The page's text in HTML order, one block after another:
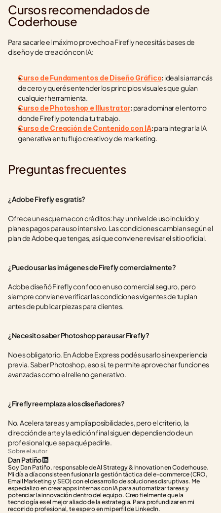
Cursos recomendados de
Coderhouse
Para sacarle el máximo provecho a Firefly necesitás bases de
diseño y de creación con IA:
Curso de Fundamentos de Diseño Gráfico: ideal si arrancás
de cero y querés entender los principios visuales que guían
cualquier herramienta.
Curso de Photoshop e Illustrator: para dominar el entorno
donde Firefly potencia tu trabajo.
Curso de Creación de Contenido con IA: para integrar la IA
generativa en tu flujo creativo y de marketing.
Preguntas frecuentes
¿Adobe Firefly es gratis?
Ofrece un esquema con créditos: hay un nivel de uso incluido y
planes pagos para uso intensivo. Las condiciones cambian según el
plan de Adobe que tengas, así que conviene revisar el sitio oficial.
¿Puedo usar las imágenes de Firefly comercialmente?
Adobe diseñó Firefly con foco en uso comercial seguro, pero
siempre conviene verificar las condiciones vigentes de tu plan
antes de publicar piezas para clientes.
¿Necesito saber Photoshop para usar Firefly?
No es obligatorio. En Adobe Express podés usarlo sin experiencia
previa. Saber Photoshop, eso sí, te permite aprovechar funciones
avanzadas como el relleno generativo.
¿Firefly reemplaza a los diseñadores?
No. Acelera tareas y amplía posibilidades, pero el criterio, la
dirección de arte y la edición final siguen dependiendo de un
profesional que sepa qué pedirle.
Sobre el autor
Dan Patiño
Soy Dan Patiño, responsable de AI Strategy & Innovation en Coderhouse.
Mi día a día consiste en fusionar la gestión táctica del e-commerce (CRO,
Email Marketing y SEO) con el desarrollo de soluciones disruptivas. Me
especializo en crear apps internas con IA para automatizar tareas y
potenciar la innovación dentro del equipo. Creo fielmente que la
tecnología es el mejor aliado de la estrategia. Para profundizar en mi
recorrido profesional, te espero en mi perfil de LinkedIn.